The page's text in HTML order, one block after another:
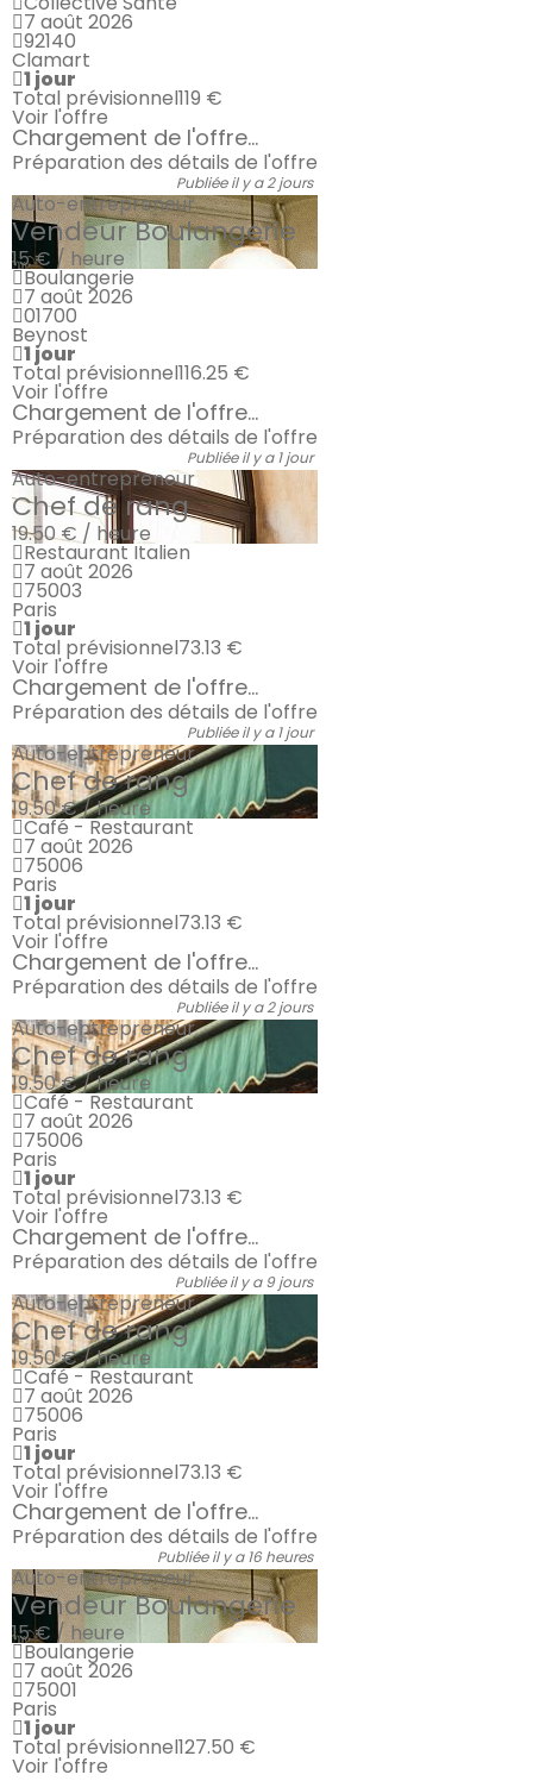
7 août 2026
92140
Clamart
1 jour
Total prévisionnel119 €
Voir l'offre
Chargement de l'offre...
Préparation des détails de l'offre
Publiée il y a 2 jours
Auto-entrepreneur
Vendeur Boulangerie
15 € / heure
Boulangerie
7 août 2026
01700
Beynost
1 jour
Total prévisionnel116.25 €
Voir l'offre
Chargement de l'offre...
Préparation des détails de l'offre
Publiée il y a 1 jour
Auto-entrepreneur
Chef de rang
19.50 € / heure
Restaurant Italien
7 août 2026
75003
Paris
1 jour
Total prévisionnel73.13 €
Voir l'offre
Chargement de l'offre...
Préparation des détails de l'offre
Publiée il y a 1 jour
Auto-entrepreneur
Chef de rang
19.50 € / heure
Café - Restaurant
7 août 2026
75006
Paris
1 jour
Total prévisionnel73.13 €
Voir l'offre
Chargement de l'offre...
Préparation des détails de l'offre
Publiée il y a 2 jours
Auto-entrepreneur
Chef de rang
19.50 € / heure
Café - Restaurant
7 août 2026
75006
Paris
1 jour
Total prévisionnel73.13 €
Voir l'offre
Chargement de l'offre...
Préparation des détails de l'offre
Publiée il y a 9 jours
Auto-entrepreneur
Chef de rang
19.50 € / heure
Café - Restaurant
7 août 2026
75006
Paris
1 jour
Total prévisionnel73.13 €
Voir l'offre
Chargement de l'offre...
Préparation des détails de l'offre
Publiée il y a 16 heures
Auto-entrepreneur
Vendeur Boulangerie
15 € / heure
Boulangerie
7 août 2026
75001
Paris
1 jour
Total prévisionnel127.50 €
Voir l'offre